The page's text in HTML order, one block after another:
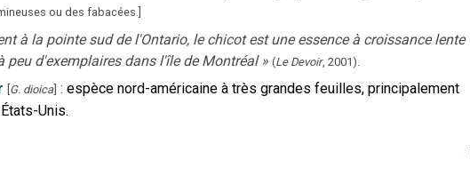
ou des fabacées.
à la pointe sud de l'Ontario, le chicot est une essence à croissance lente
d'exemplaires dans l'île de Montréal » (Le Devoir, 2001).
G. dioica : espèce nord-américaine à très grandes feuilles, principalement
Unis.